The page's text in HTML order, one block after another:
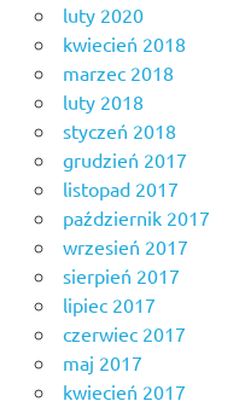
luty 2020
kwiecień 2018
marzec 2018
luty 2018
styczeń 2018
grudzień 2017
listopad 2017
październik 2017
wrzesień 2017
sierpień 2017
lipiec 2017
czerwiec 2017
maj 2017
kwiecień 2017